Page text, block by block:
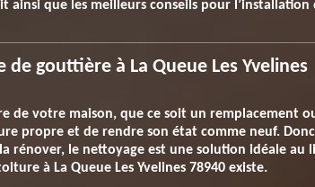
ainsi que les meilleurs conseils pour
gouttière à La Queue Les Yvelines
de votre maison, que ce soit un remplacement
propre et de rendre son état comme neuf.
rénover, le nettoyage est une solution idéale au
à La Queue Les Yvelines 78940 existe.